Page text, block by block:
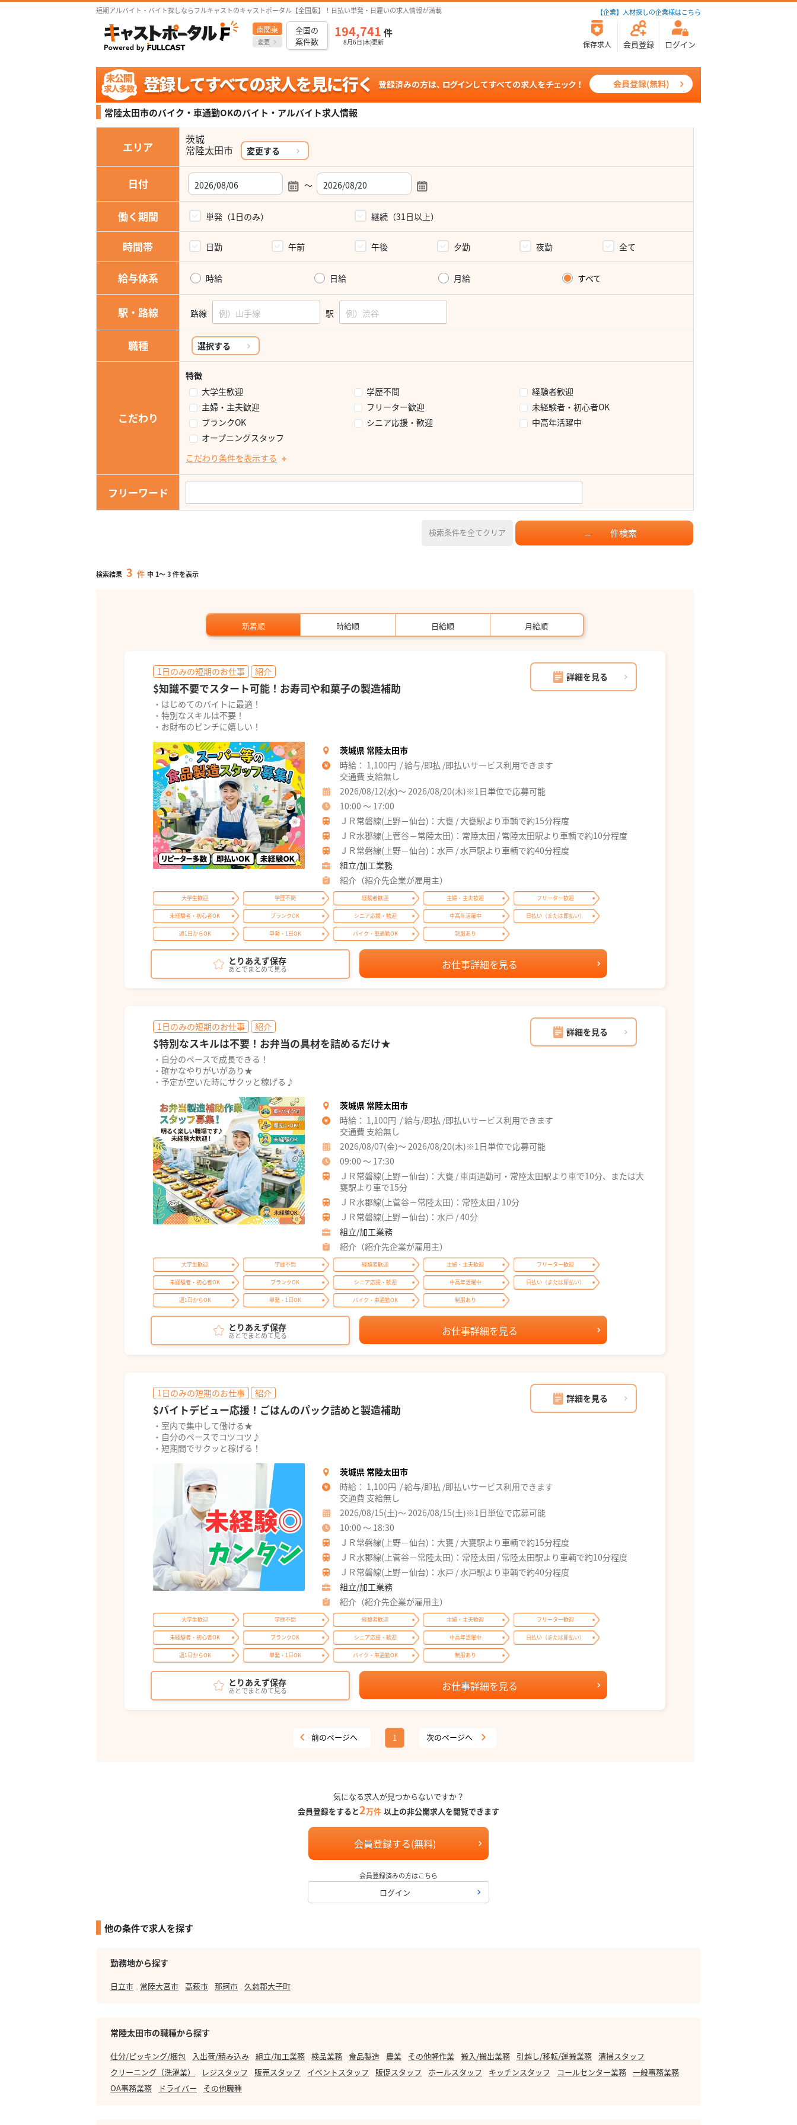
短期アルバイト・バイト探しならフルキャストのキャストポータル【全国版】！日払い単発・日雇いの求人情報が満載 【企業】人材探しの企業様はこちら
南関東
変更
全国の
案件数
194,741 件
8月6日(木)更新 保存求人 会員登録 ログイン
常陸太田市のバイク・車通勤OKのバイト・アルバイト求人情報
エリア
茨城
常陸太田市 変更する
日付 ～
働く期間 単発（1日のみ） 継続（31日以上）
時間帯 日勤 午前 午後 夕勤 夜勤 全て
給与体系 時給 日給 月給 すべて
駅・路線 路線 駅
職種 選択する
こだわり
特徴
大学生歓迎
学歴不問
経験者歓迎
主婦・主夫歓迎
フリーター歓迎
未経験者・初心者OK
ブランクOK
シニア応援・歓迎
中高年活躍中
オープニングスタッフ
こだわり条件を表示する
フリーワード
検索条件を全てクリア -- 件検索
検索結果 3 件 中 1～3件を表示
新着順 時給順 日給順 月給順
1日のみの短期のお仕事 紹介 詳細を見る
$知識不要でスタート可能！お寿司や和菓子の製造補助
・はじめてのバイトに最適！
・特別なスキルは不要！
・お財布のピンチに嬉しい！
茨城県 常陸太田市
時給： 1,100円 / 給与/即払 /即払いサービス利用できます
交通費 支給無し
2026/08/12(水)～ 2026/08/20(木)※1日単位で応募可能
10:00 ～ 17:00
ＪＲ常磐線(上野－仙台)：大甕 / 大甕駅より車輌で約15分程度
ＪＲ水郡線(上菅谷－常陸太田)：常陸太田 / 常陸太田駅より車輌で約10分程度
ＪＲ常磐線(上野－仙台)：水戸 / 水戸駅より車輌で約40分程度
組立/加工業務
紹介（紹介先企業が雇用主）
大学生歓迎 学歴不問 経験者歓迎 主婦・主夫歓迎 フリーター歓迎
未経験者・初心者OK ブランクOK シニア応援・歓迎 中高年活躍中 日払い（または即払い）
週1日からOK 単発・1日OK バイク・車通勤OK 制服あり
とりあえず保存
あとでまとめて見る お仕事詳細を見る
1日のみの短期のお仕事 紹介 詳細を見る
$特別なスキルは不要！お弁当の具材を詰めるだけ★
・自分のペースで成長できる！
・確かなやりがいがあり★
・予定が空いた時にサクッと稼げる♪
茨城県 常陸太田市
時給： 1,100円 / 給与/即払 /即払いサービス利用できます
交通費 支給無し
2026/08/07(金)～ 2026/08/20(木)※1日単位で応募可能
09:00 ～ 17:30
ＪＲ常磐線(上野－仙台)：大甕 / 車両通勤可・常陸太田駅より車で10分、または大
甕駅より車で15分
ＪＲ水郡線(上菅谷－常陸太田)：常陸太田 / 10分
ＪＲ常磐線(上野－仙台)：水戸 / 40分
組立/加工業務
紹介（紹介先企業が雇用主）
大学生歓迎 学歴不問 経験者歓迎 主婦・主夫歓迎 フリーター歓迎
未経験者・初心者OK ブランクOK シニア応援・歓迎 中高年活躍中 日払い（または即払い）
週1日からOK 単発・1日OK バイク・車通勤OK 制服あり
とりあえず保存
あとでまとめて見る お仕事詳細を見る
1日のみの短期のお仕事 紹介 詳細を見る
$バイトデビュー応援！ごはんのパック詰めと製造補助
・室内で集中して働ける★
・自分のペースでコツコツ♪
・短期間でサクッと稼げる！
茨城県 常陸太田市
時給： 1,100円 / 給与/即払 /即払いサービス利用できます
交通費 支給無し
2026/08/15(土)～ 2026/08/15(土)※1日単位で応募可能
10:00 ～ 18:30
ＪＲ常磐線(上野－仙台)：大甕 / 大甕駅より車輌で約15分程度
ＪＲ水郡線(上菅谷－常陸太田)：常陸太田 / 常陸太田駅より車輌で約10分程度
ＪＲ常磐線(上野－仙台)：水戸 / 水戸駅より車輌で約40分程度
組立/加工業務
紹介（紹介先企業が雇用主）
大学生歓迎 学歴不問 経験者歓迎 主婦・主夫歓迎 フリーター歓迎
未経験者・初心者OK ブランクOK シニア応援・歓迎 中高年活躍中 日払い（または即払い）
週1日からOK 単発・1日OK バイク・車通勤OK 制服あり
とりあえず保存
あとでまとめて見る お仕事詳細を見る
前のページへ 1 次のページへ
気になる求人が見つからないですか？
会員登録をすると2万件 以上の非公開求人を閲覧できます
会員登録する(無料)
会員登録済みの方はこちら
ログイン
他の条件で求人を探す
勤務地から探す
日立市 常陸大宮市 高萩市 那珂市 久慈郡大子町
常陸太田市の職種から探す
仕分/ピッキング/梱包 入出荷/積み込み 組立/加工業務 検品業務 食品製造 農業 その他軽作業 搬入/搬出業務 引越し/移転/運搬業務 清掃スタッフ
クリーニング（洗濯業）
レジスタッフ 販売スタッフ イベントスタッフ 販促スタッフ ホールスタッフ キッチンスタッフ コールセンター業務 一般事務業務
OA事務業務
ドライバー その他職種